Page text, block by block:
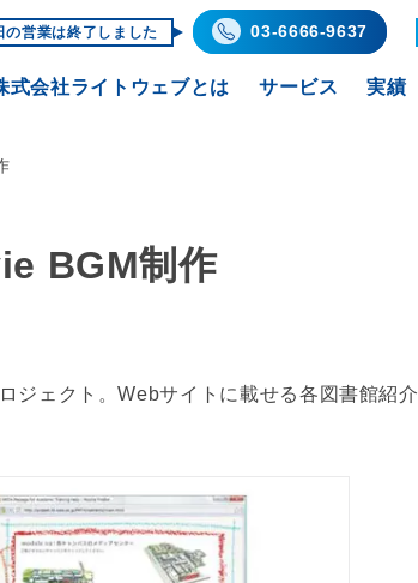
の営業は終了しました 03-6666-9637
式会社ライトウェブとは サービス 実績
BGM制作
ジェクト。Webサイトに載せる各図書館紹介